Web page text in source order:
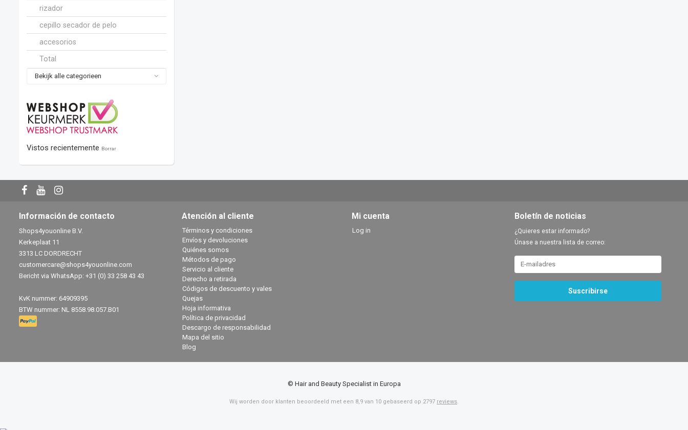
rizador
cepillo secador de pelo
accesorios
Total
Bekijk alle categorieen
Vistos recientemente Borrar
Información de contacto
Shops4youonline B.V.
Kerkeplaat 11
3313 LC DORDRECHT
customercare@shops4youonline.com
Bericht via WhatsApp: +31 (0) 33 258 43 43
KvK nummer: 64909395
BTW nummer: NL 8558.98.057.B01
Atención al cliente
Términos y condiciones
Envíos y devoluciones
Quiénes somos
Métodos de pago
Servicio al cliente
Derecho a retirada
Códigos de descuento y vales
Quejas
Hoja informativa
Política de privacidad
Descargo de responsabilidad
Mapa del sitio
Blog
Mi cuenta
Log in
Boletín de noticias
¿Quieres estar informado?
Únase a nuestra lista de correo:
Suscribirse
© Hair and Beauty Specialist in Europa
Wij worden door klanten beoordeeld met een 8,9 van 10 gebaseerd op 2797 reviews.